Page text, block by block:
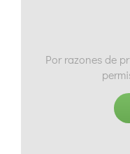
Por razones de